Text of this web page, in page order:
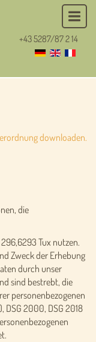
+43 5287/87 2 14
downloaden.
die
Tux nutzen.
Zweck der Erhebung
durch unser
sind bestrebt, die
personenbezogenen
DSG 2000, DSG 2018